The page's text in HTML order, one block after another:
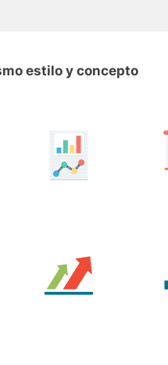
estilo y concepto